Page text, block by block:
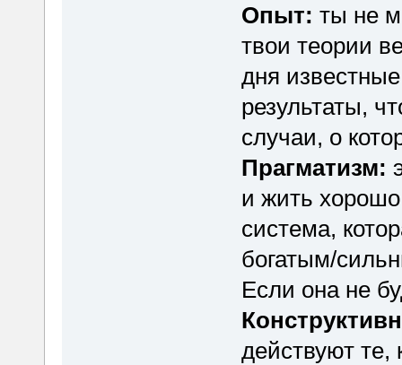
Опыт: ты не
твои теории
дня
результаты,
случаи, о
Прагматизм:
и жить
система,
богатым/
Если она не
действуют